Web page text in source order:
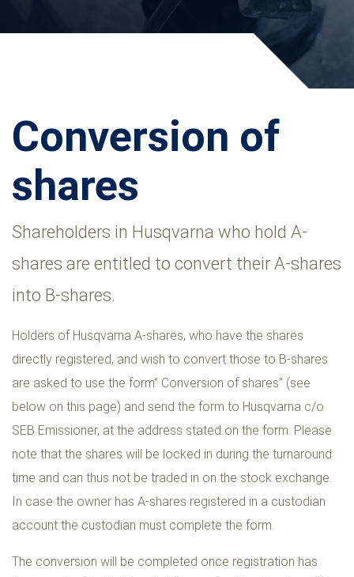
Conversion of
shares
Shareholders in Husqvarna who hold A-
shares are entitled to convert their A-shares
into B-shares.
Holders of Husqvarna A-shares, who have the shares
directly registered, and wish to convert those to B-shares
are asked to use the form” Conversion of shares” (see
below on this page) and send the form to Husqvarna c/o
SEB Emissioner, at the address stated on the form. Please
note that the shares will be locked in during the turnaround
time and can thus not be traded in on the stock exchange.
In case the owner has A-shares registered in a custodian
account the custodian must complete the form.
The conversion will be completed once registration has